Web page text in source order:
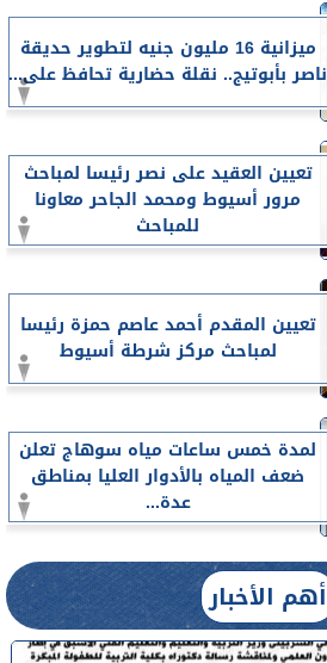
ميزانية 16 مليون جنيه لتطوير حديقة
ناصر بأبوتيج.. نقلة حضارية تحافظ على...
تعيين العقيد على نصر رئيسا لمباحث
مرور أسيوط ومحمد الجاحر معاونا
للمباحث
تعيين المقدم أحمد عاصم حمزة رئيسا
لمباحث مركز شرطة أسيوط
لمدة خمس ساعات مياه سوهاج تعلن
ضعف المياه بالأدوار العليا بمناطق
عدة...
أهم الأخبار